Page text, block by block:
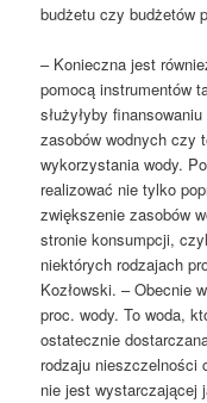
budżetu czy budżetów
– Konieczna jest
pomocą instrumentów
służyłyby
zasobów wodnych czy
wykorzystania wody.
realizować nie tylko
zwiększenie zasobów
stronie konsumpcji,
niektórych rodzajach
Kozłowski. – Obecnie
proc. wody. To woda,
ostatecznie
rodzaju nieszczelności
nie jest wystarczającej